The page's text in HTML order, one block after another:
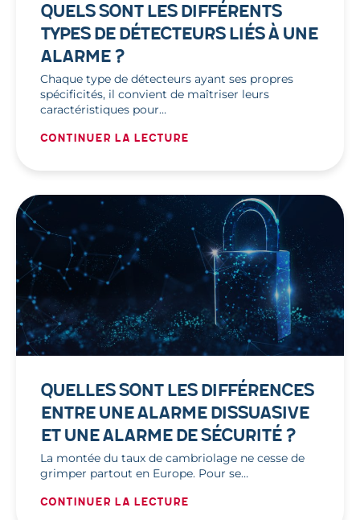
QUELS SONT LES DIFFÉRENTS
TYPES DE DÉTECTEURS LIÉS À UNE
ALARME ?
Chaque type de détecteurs ayant ses propres
spécificités, il convient de maîtriser leurs
caractéristiques pour…
Continuer la lecture
QUELLES SONT LES DIFFÉRENCES
ENTRE UNE ALARME DISSUASIVE
ET UNE ALARME DE SÉCURITÉ ?
La montée du taux de cambriolage ne cesse de
grimper partout en Europe. Pour se…
Continuer la lecture